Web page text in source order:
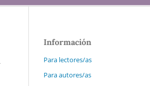
Información
Para lectores/as
Para autores/as